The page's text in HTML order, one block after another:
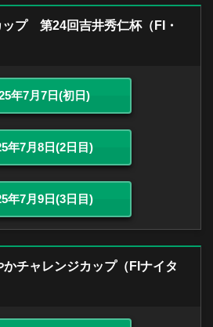
ップ 第24回吉井秀仁杯（FI・
年7月7日(初日)
年7月8日(2日目)
年7月9日(3日目)
チャレンジカップ（FIナイタ